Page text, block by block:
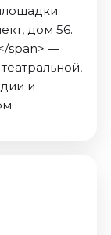
дом 56.
span> —
и